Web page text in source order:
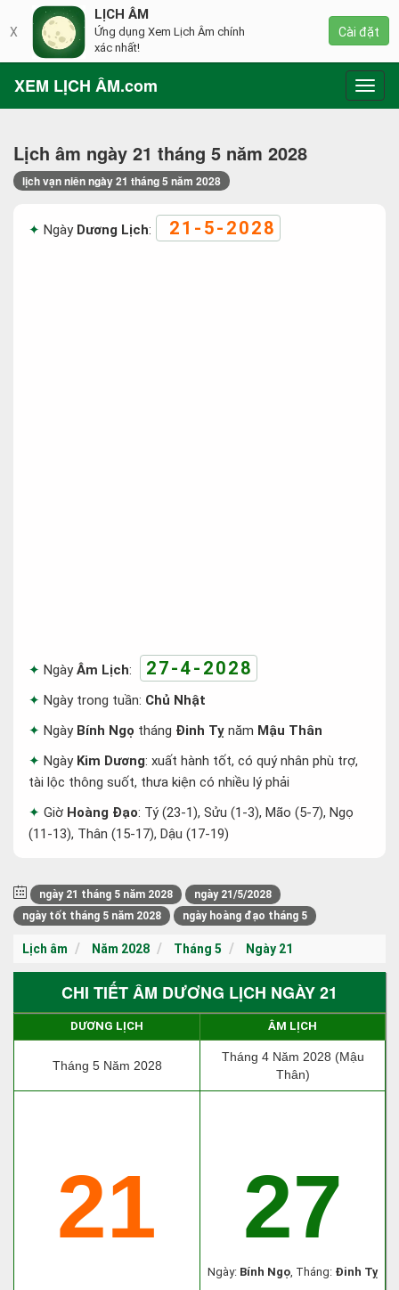
XEM LỊCH ÂM.com
Lịch âm ngày 21 tháng 5 năm 2028
lịch vạn niên ngày 21 tháng 5 năm 2028
Ngày Dương Lịch: 21-5-2028
NgàyÂm Lịch: 27-4-2028
Ngày trong tuần: Chủ Nhật
Ngày Bính Ngọ tháng Đinh Tỵ năm Mậu Thân
Ngày Kim Dương: xuất hành tốt, có quý nhân phù trợ,
tài lộc thông suốt, thưa kiện có nhiều lý phải
Giờ Hoàng Đạo: Tý (23-1), Sửu (1-3), Mão (5-7), Ngọ
(11-13), Thân (15-17), Dậu (17-19)
ngày 21 tháng 5 năm 2028
ngày 21/5/2028
ngày tốt tháng 5 năm 2028
ngày hoàng đạo tháng 5
Lịch âm Năm 2028 Tháng 5 Ngày 21
CHI TIẾT ÂM DƯƠNG LỊCH NGÀY 21
DƯƠNG LỊCH ÂM LỊCH
Tháng 5 Năm 2028
Tháng 4 Năm 2028 (Mậu
Thân)
21 27
Ngày: Bính Ngọ, Tháng: Đinh Tỵ
X
LỊCH ÂM
Ứng dụng Xem Lịch Âm chính
xác nhất!
Cài đặt